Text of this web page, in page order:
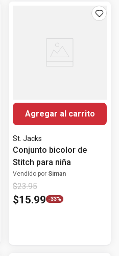
Agregar al carrito
St. Jacks
Conjunto bicolor de
Stitch para niña
Vendido por Siman
$23.95
$15.99 -33%